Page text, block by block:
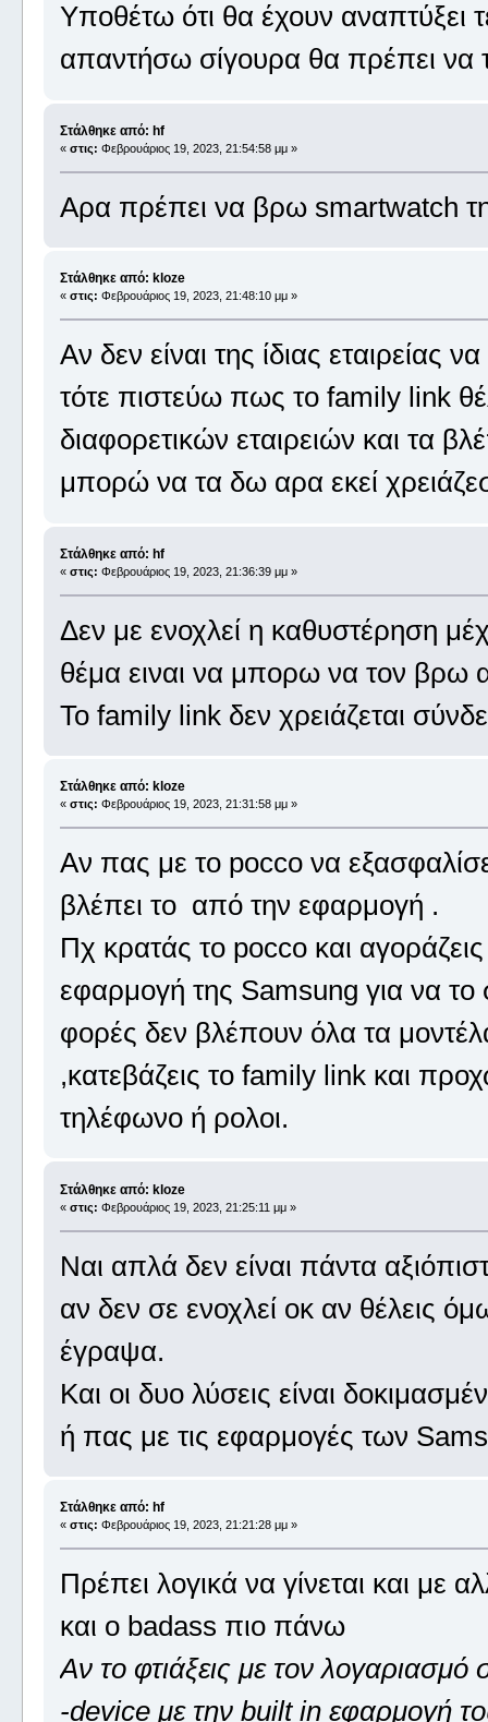
Υποθέτω ότι θα έχουν αναπτύξει
απαντήσω σίγουρα θα πρέπει να
Στάλθηκε από: hf
« στις: Φεβρουάριος 19, 2023, 21:54:58 μμ »
Αρα πρέπει να βρω smartwatch
Στάλθηκε από: kloze
« στις: Φεβρουάριος 19, 2023, 21:48:10 μμ »
Αν δεν είναι της ίδιας εταιρείας
τότε πιστεύω πως το family link
διαφορετικών εταιρειών και τα
μπορώ να τα δω αρα εκεί
Στάλθηκε από: hf
« στις: Φεβρουάριος 19, 2023, 21:36:39 μμ »
Δεν με ενοχλεί η καθυστέρηση
θέμα ειναι να μπορω να τον βρω
Το family link δεν χρειάζεται
Στάλθηκε από: kloze
« στις: Φεβρουάριος 19, 2023, 21:31:58 μμ »
Αν πας με το pocco να
βλέπει το από την εφαρμογή .
Πχ κρατάς το pocco και
εφαρμογή της Samsung για να το
φορές δεν βλέπουν όλα τα
,κατεβάζεις το family link και
τηλέφωνο ή ρολοι.
Στάλθηκε από: kloze
« στις: Φεβρουάριος 19, 2023, 21:25:11 μμ »
Ναι απλά δεν είναι πάντα
αν δεν σε ενοχλεί οκ αν θέλεις
έγραψα.
Και οι δυο λύσεις είναι
ή πας με τις εφαρμογές των
Στάλθηκε από: hf
« στις: Φεβρουάριος 19, 2023, 21:21:28 μμ »
Πρέπει λογικά να γίνεται και με
και ο badass πιο πάνω
Αν το φτιάξεις με τον
-device με την built in εφαρμογή